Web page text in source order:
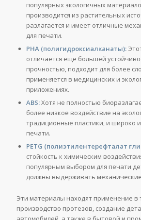
популярных экологичных
производится из растительных
разлагается и имеет отличные
для печати.
PHA (полигидроксиалканаты):
отличается еще большей
прочностью, подходит для более
применяется в медицинских и
приложениях.
ABS:Хотя не полностью
более низкое воздействие на
традиционные пластики, и широко
печати.
PETG (полиэтилентерефталат
стойкость к химическим
популярным выбором для печати
должны выдерживать механические
Эти материалы находят применение в
производство протезов, создание